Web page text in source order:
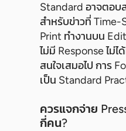
Standard อาจตอบ
สำหรับข่าวที่
Print ทำงานบน
ไม่มี Response ไม่
สนใจเสมอไป การ
เป็น Standard
ควรแจกจ่าย
กี่คน?